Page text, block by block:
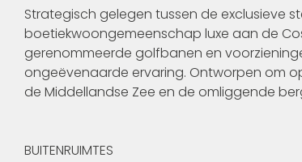
Strategisch gelegen tussen de exclusieve
boetiekwoongemeenschap luxe aan de
gerenommeerde golfbanen en
ongeëvenaarde ervaring. Ontworpen om
de Middellandse Zee en de omliggende
BUITENRUIMTES